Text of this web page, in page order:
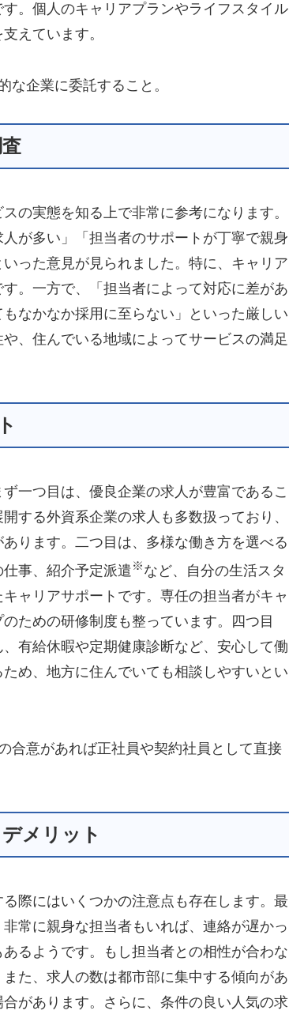
。個人のキャリアプランやライフスタイル
えています。
な企業に委託すること。
の実態を知る上で非常に参考になります。
が多い」「担当者のサポートが丁寧で親身
った意見が見られました。特に、キャリア
。一方で、「担当者によって対応に差があ
なかなか採用に至らない」といった厳しい
、住んでいる地域によってサービスの満足
一つ目は、優良企業の求人が豊富であるこ
する外資系企業の求人も多数扱っており、
ります。二つ目は、多様な働き方を選べる
事、紹介予定派遣※など、自分の生活スタ
ャリアサポートです。専任の担当者がキャ
ための研修制度も整っています。四つ目
有給休暇や定期健康診断など、安心して働
め、地方に住んでいても相談しやすいとい
合意があれば正社員や契約社員として直接
メリット
る際にはいくつかの注意点も存在します。最
常に親身な担当者もいれば、連絡が遅かっ
るようです。もし担当者との相性が合わな
た、求人の数は都市部に集中する傾向があ
があります。さらに、条件の良い人気の求